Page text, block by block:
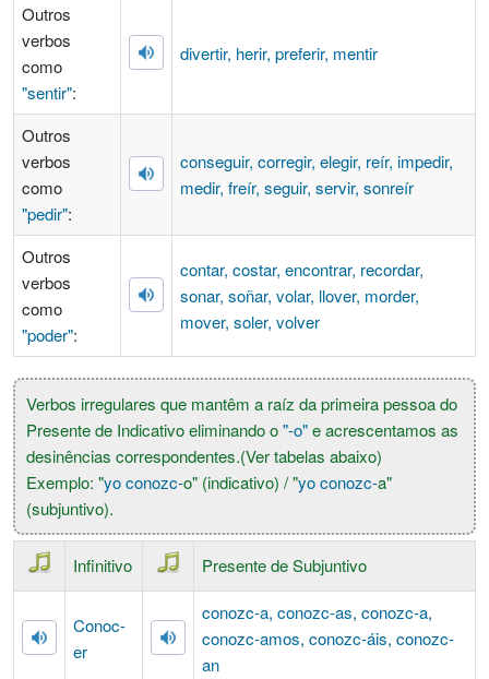
Outros
verbos
como
"sentir":
divertir, herir, preferir, mentir
Outros
verbos
como
"pedir":
conseguir, corregir, elegir, reír, impedir,
medir, freír, seguir, servir, sonreír
Outros
verbos
como
"poder":
contar, costar, encontrar, recordar,
sonar, soñar, volar, llover, morder,
mover, soler, volver
Verbos irregulares que mantêm a raíz da primeira pessoa do
Presente de Indicativo eliminando o"-o"e acrescentamos as
desinências correspondentes.(Ver tabelas abaixo)
Exemplo: "yo conozc-o" (indicativo) / "yo conozc-a"
(subjuntivo).
Infinitivo Presente de Subjuntivo
Conoc-
er
conozc-a, conozc-as, conozc-a,
conozc-amos, conozc-áis, conozc-
an